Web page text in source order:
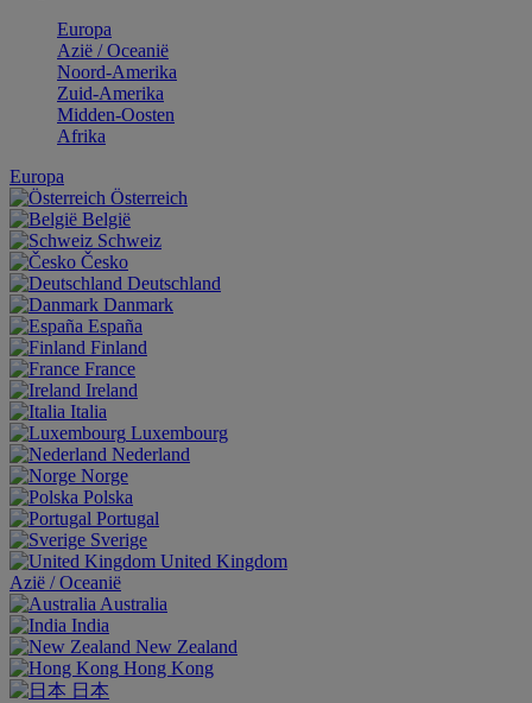
Europa
Aziё / Oceaniё
Noord-Amerika
Zuid-Amerika
Midden-Oosten
Afrika
Europa
Österreich
België
Schweiz
Česko
Deutschland
Danmark
España
Finland
France
Ireland
Italia
Luxembourg
Nederland
Norge
Polska
Portugal
Sverige
United Kingdom
Aziё / Oceaniё
Australia
India
New Zealand
Hong Kong
日本